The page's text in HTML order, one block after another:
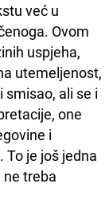
već u
Ovom
uspjeha,
utemeljenost,
smisao, ali se i
one
i
To je još jedna
ne treba